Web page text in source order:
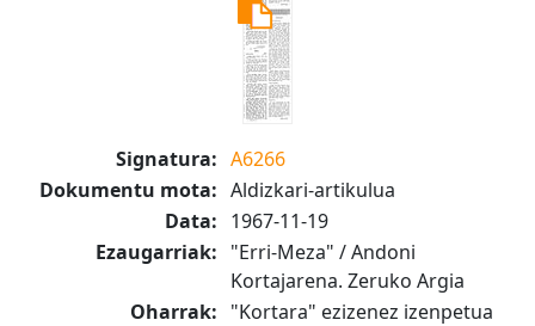
Signatura: A6266
Dokumentu mota: Aldizkari-artikulua
Data: 1967-11-19
Ezaugarriak: "Erri-Meza" / Andoni
Kortajarena. Zeruko Argia
Oharrak: "Kortara" ezizenez izenpetua